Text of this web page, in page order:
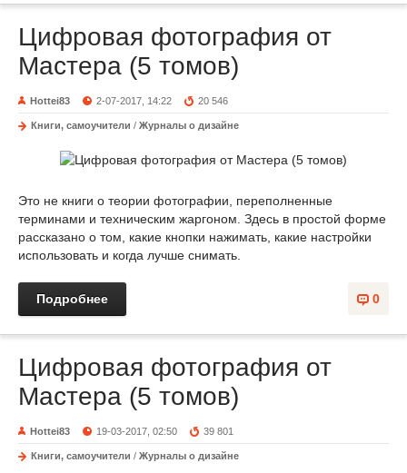
Цифровая фотография от
Мастера (5 томов)
Hottei83 2-07-2017, 14:22 20 546
Книги, самоучители / Журналы о дизайне
Это не книги о теории фотографии, переполненные
терминами и техническим жаргоном. Здесь в простой форме
рассказано о том, какие кнопки нажимать, какие настройки
использовать и когда лучше снимать.
0
Подробнее
Цифровая фотография от
Мастера (5 томов)
Hottei83 19-03-2017, 02:50 39 801
Книги, самоучители / Журналы о дизайне